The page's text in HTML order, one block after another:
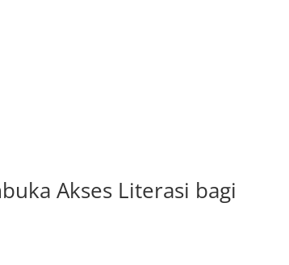
Akses Literasi bagi